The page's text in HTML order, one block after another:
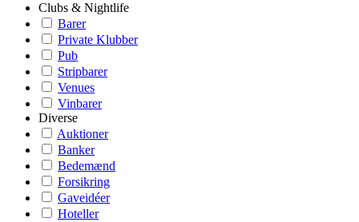
Clubs & Nightlife
Barer
Private Klubber
Pub
Stripbarer
Venues
Vinbarer
Diverse
Auktioner
Banker
Bedemænd
Forsikring
Gaveidéer
Hoteller